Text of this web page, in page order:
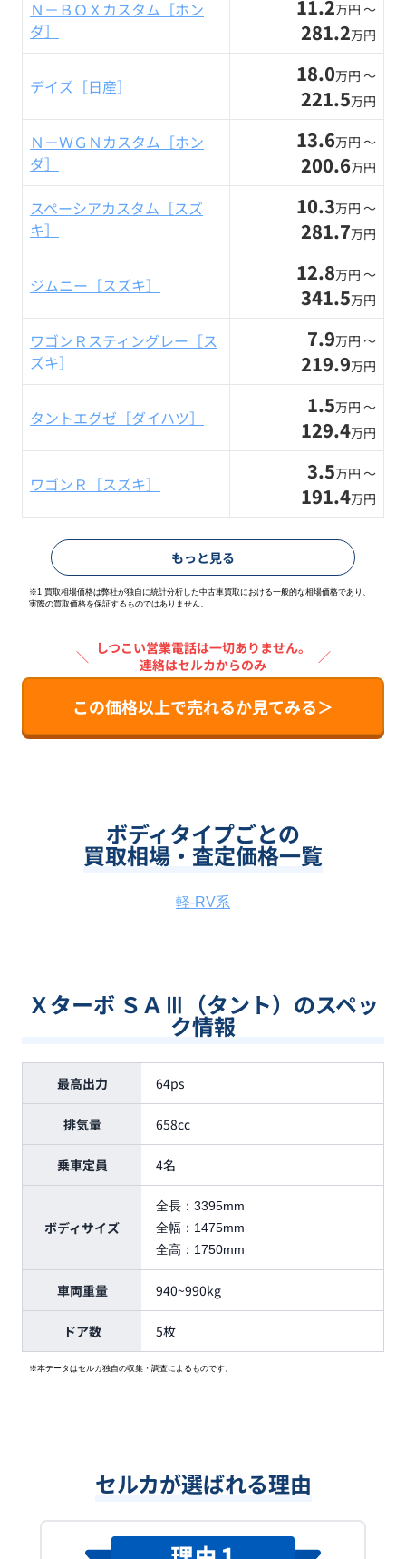
Ｎ－ＢＯＸカスタム［ホン
ダ］
11.2万円 〜
281.2万円
デイズ［日産］ 18.0万円 〜
221.5万円
Ｎ－ＷＧＮカスタム［ホン
ダ］
13.6万円 〜
200.6万円
スペーシアカスタム［スズ
キ］
10.3万円 〜
281.7万円
ジムニー［スズキ］ 12.8万円 〜
341.5万円
ワゴンＲスティングレー［ス
ズキ］
7.9万円 〜
219.9万円
タントエグゼ［ダイハツ］ 1.5万円 〜
129.4万円
ワゴンＲ［スズキ］ 3.5万円 〜
191.4万円
もっと見る
※1 買取相場価格は弊社が独自に統計分析した中古車買取における一般的な相場価格であり、
実際の買取価格を保証するものではありません。
＼
しつこい営業電話は一切ありません。
連絡はセルカからのみ
／
この価格以上で売れるか見てみる＞
ボディタイプごとの
買取相場・査定価格一覧
軽-RV系
Ｘターボ ＳＡⅢ（タント）のスペッ
ク情報
最高出力 64ps
排気量 658cc
乗車定員 4名
ボディサイズ
全長： 3395mm
全幅： 1475mm
全高： 1750mm
車両重量 940~990kg
ドア数 5枚
※本データはセルカ独自の収集・調査によるものです。
セルカが選ばれる理由